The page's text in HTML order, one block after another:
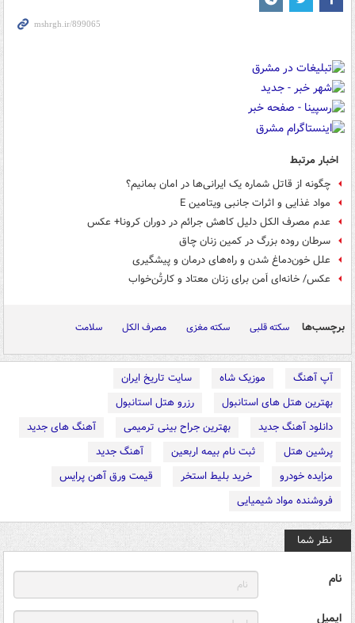
اخبار مرتبط
چگونه از قاتل شماره یک ایرانی‌ها در امان بمانیم؟
مواد غذایی و اثرات جانبی ویتامین E
عدم مصرف الکل دلیل کاهش جرائم در دوران کرونا+ عکس
سرطان روده بزرگ در کمین زنان چاق
علل خون‌دماغ شدن و راه‌های درمان و پیشگیری
عکس/ خانه‌ای اَمن برای زنان معتاد و کارتُن‌خواب
برچسب‌ها سکته قلبی سکته مغزی مصرف الکل سلامت
آپ آهنگ موزیک شاه
سایت تاریخ ایران
بهترین هتل های استانبول
رزرو هتل استانبول
دانلود آهنگ جدید
بهترین جراح بینی ترمیمی
آهنگ های جدید
پرشین هتل
ثبت نام بیمه اربعین
آهنگ جدید
مزایده خودرو
خرید بلیط استخر
قیمت ورق آهن پرایس
فروشنده مواد شیمیایی
نظر شما
نام
ایمیل